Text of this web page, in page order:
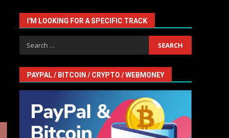
I'M LOOKING FOR A SPECIFIC TRACK
Search
for:
PAYPAL / BITCOIN / CRYPTO / WEBMONEY